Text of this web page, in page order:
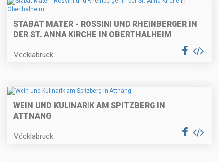
STABAT MATER - ROSSINI UND RHEINBERGER IN
DER ST. ANNA KIRCHE IN OBERTHALHEIM
Vöcklabruck
WEIN UND KULINARIK AM SPITZBERG IN
ATTNANG
Vöcklabruck